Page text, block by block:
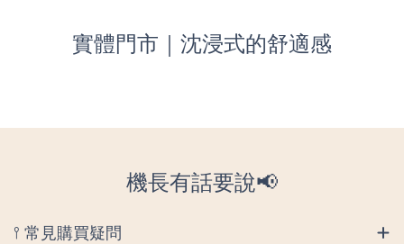
實體門市｜沈浸式的舒適感
機長有話要說📢
𖥣 常見購買疑問